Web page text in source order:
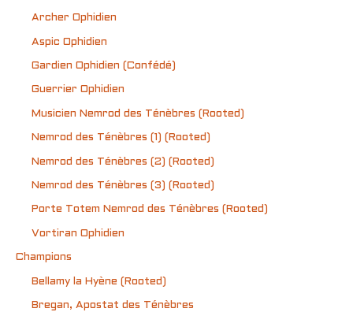
Archer Ophidien
Aspic Ophidien
Gardien Ophidien (Confédé)
Guerrier Ophidien
Musicien Nemrod des Ténèbres (Rooted)
Nemrod des Ténèbres (1) (Rooted)
Nemrod des Ténèbres (2) (Rooted)
Nemrod des Ténèbres (3) (Rooted)
Porte Totem Nemrod des Ténèbres (Rooted)
Vortiran Ophidien
Champions
Bellamy la Hyène (Rooted)
Bregan, Apostat des Ténèbres